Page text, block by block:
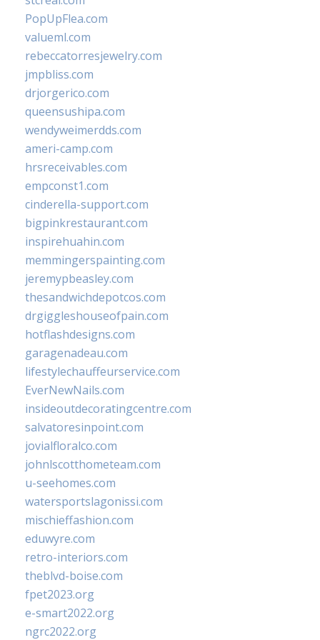
PopUpFlea.com
valueml.com
rebeccatorresjewelry.com
jmpbliss.com
drjorgerico.com
queensushipa.com
wendyweimerdds.com
ameri-camp.com
hrsreceivables.com
empconst1.com
cinderella-support.com
bigpinkrestaurant.com
inspirehuahin.com
memmingerspainting.com
jeremypbeasley.com
thesandwichdepotcos.com
drgiggleshouseofpain.com
hotflashdesigns.com
garagenadeau.com
lifestylechauffeurservice.com
EverNewNails.com
insideoutdecoratingcentre.com
salvatoresinpoint.com
jovialfloralco.com
johnlscotthometeam.com
u-seehomes.com
watersportslagonissi.com
mischieffashion.com
eduwyre.com
retro-interiors.com
theblvd-boise.com
fpet2023.org
e-smart2022.org
ngrc2022.org